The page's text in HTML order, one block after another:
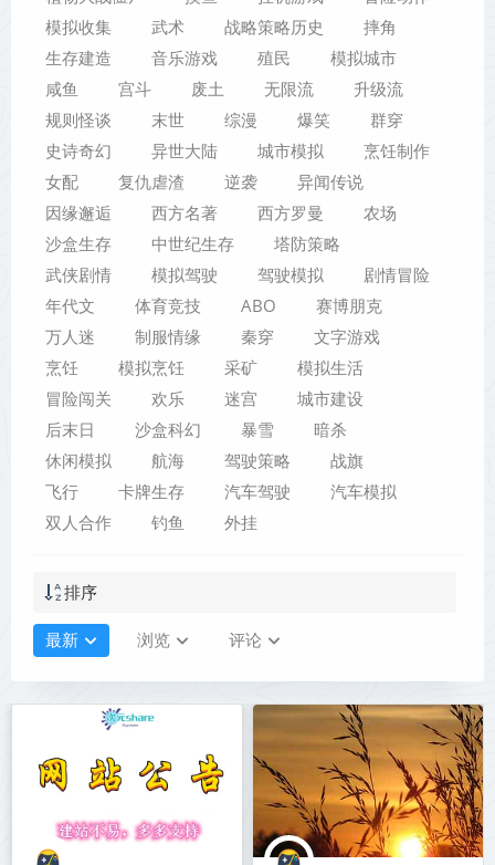
模拟收集
武术 战略策略历史
摔角
生存建造
音乐游戏 殖民
模拟城市
咸鱼
宫斗 废土 无限流
升级流
规则怪谈
末世 综漫 爆笑
群穿
史诗奇幻
异世大陆 城市模拟
烹饪制作
女配
复仇虐渣 逆袭
异闻传说
因缘邂逅
西方名著 西方罗曼
农场
沙盒生存
中世纪生存
塔防策略
武侠剧情
模拟驾驶 驾驶模拟
剧情冒险
年代文
体育竞技 ABO
赛博朋克
万人迷
制服情缘 秦穿
文字游戏
烹饪
模拟烹饪 采矿
模拟生活
冒险闯关
欢乐 迷宫
城市建设
后末日
沙盒科幻 暴雪
暗杀
休闲模拟
航海 驾驶策略
战旗
飞行
卡牌生存 汽车驾驶
汽车模拟
双人合作
钓鱼 外挂
排序
最新 浏览 评论